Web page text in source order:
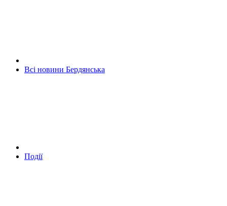
Всі новини Бердянська
Події